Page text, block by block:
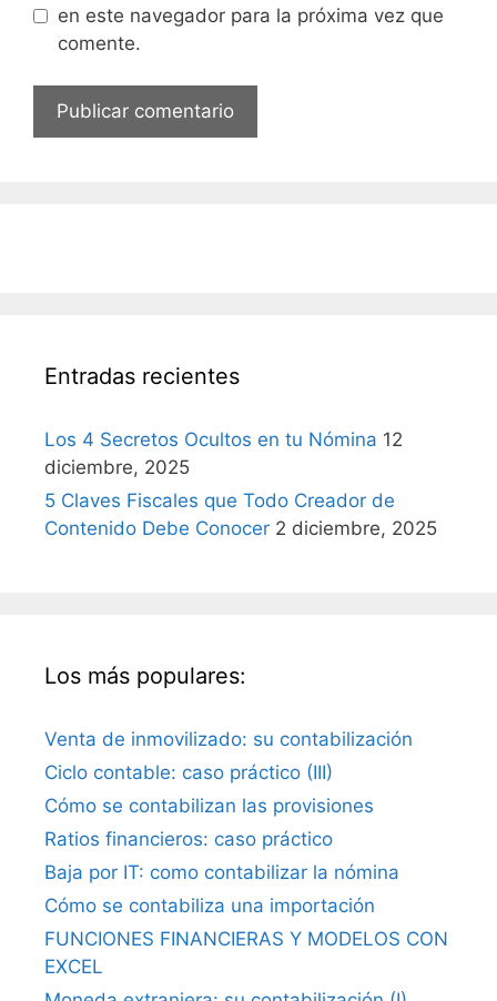
en este navegador para la próxima vez que
comente.
Entradas recientes
Los 4 Secretos Ocultos en tu Nómina 12
diciembre, 2025
5 Claves Fiscales que Todo Creador de
Contenido Debe Conocer 2 diciembre, 2025
Los más populares:
Venta de inmovilizado: su contabilización
Ciclo contable: caso práctico (III)
Cómo se contabilizan las provisiones
Ratios financieros: caso práctico
Baja por IT: como contabilizar la nómina
Cómo se contabiliza una importación
FUNCIONES FINANCIERAS Y MODELOS CON
EXCEL